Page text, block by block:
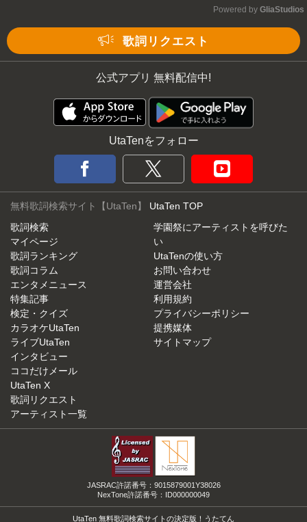
Powered by GliaStudios
歌詞リクエスト
公式アプリ 無料配信中!
UtaTenをフォロー
無料歌詞検索サイト【UtaTen】 UtaTen TOP
歌詞検索
マイページ
歌詞ランキング
歌詞コラム
エンタメニュース
特集記事
検定・クイズ
カラオケUtaTen
ライブUtaTen
インタビュー
ココだけメール
UtaTen X
歌詞リクエスト
アーティスト一覧
学園祭にアーティストを呼びた
い
UtaTenの使い方
お問い合わせ
運営会社
利用規約
プライバシーポリシー
提携媒体
サイトマップ
JASRAC許諾番号：9015879001Y38026
NexTone許諾番号：ID000000049
UtaTen 無料歌詞検索サイトの決定版！うたてん